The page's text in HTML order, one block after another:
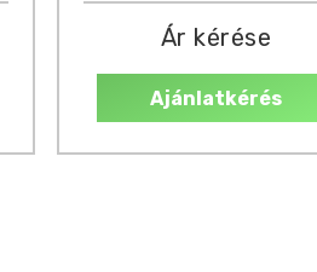
Ár kérése
Ajánlatkérés